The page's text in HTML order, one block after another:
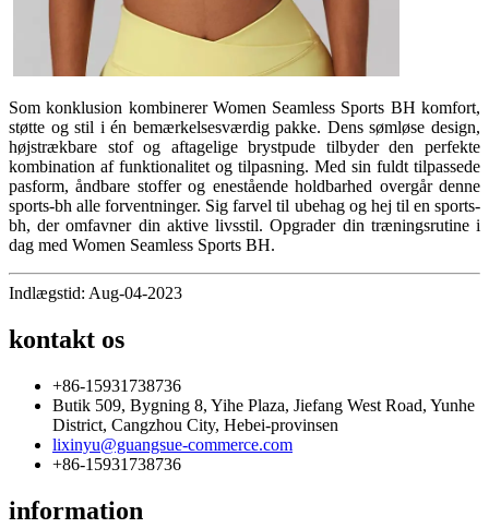
Som konklusion kombinerer Women Seamless Sports BH komfort,
støtte og stil i én bemærkelsesværdig pakke. Dens sømløse design,
højstrækbare stof og aftagelige brystpude tilbyder den perfekte
kombination af funktionalitet og tilpasning. Med sin fuldt tilpassede
pasform, åndbare stoffer og enestående holdbarhed overgår denne
sports-bh alle forventninger. Sig farvel til ubehag og hej til en sports-
bh, der omfavner din aktive livsstil. Opgrader din træningsrutine i
dag med Women Seamless Sports BH.
Indlægstid: Aug-04-2023
kontakt os
+86-15931738736
Butik 509, Bygning 8, Yihe Plaza, Jiefang West Road, Yunhe
District, Cangzhou City, Hebei-provinsen
lixinyu@guangsue-commerce.com
+86-15931738736
information